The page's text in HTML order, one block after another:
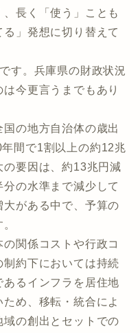
長く「使う」ことも
」発想に切り替えて
す。兵庫県の財政状況
今更言うまでもあり
の地方自治体の歳出
間で1割以上の約12兆
の要因は、約13兆円減
の水準まで減少して
がある中で、予算の
関係コストや行政コ
約下においては持続
るインフラを居住地
め、移転・統合によ
域の創出とセットでの